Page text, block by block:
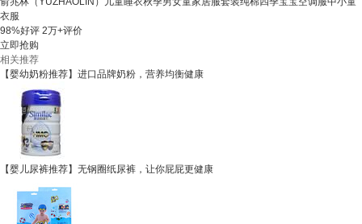
衣服
98%好评 2万+评价
立即抢购
相关推荐
【婴幼奶粉推荐】进口品牌奶粉，营养均衡健康
【婴儿尿裤推荐】无钢圈纸尿裤，让你屁屁更健康